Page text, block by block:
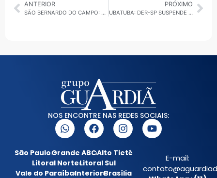
ANTERIOR
SÃO BERNARDO DO CAMPO: OUTUBRO ROSA DESTACA A IMPORTÂNCIA DO AUTOCUIDADO FEMININO
PRÓXIMO
UBATUBA: DER-SP SUSPENDE RESTRIÇÃO DE PESO NA PONTE SOBRE O RIO MARANDUBA APÓS INÍCIO DAS OBRAS DE REFORÇO
NOS ENCONTRE NAS REDES SOCIAIS:
São PauloGrande ABCAlto Tietê
Litoral NorteLitoral Sul
Vale do ParaíbaInteriorBrasília
E-mail: